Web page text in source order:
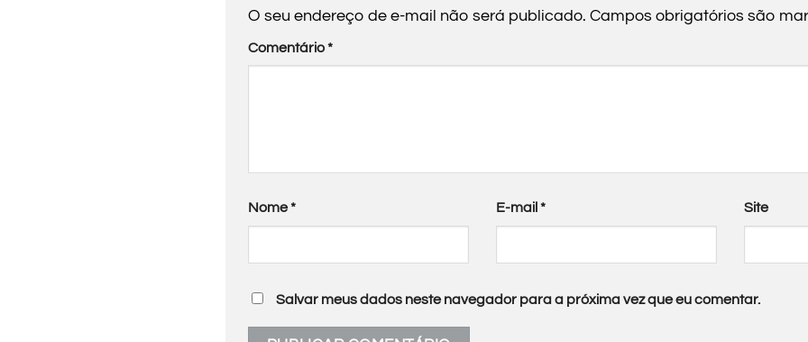
O seu endereço de e-mail não será publicado. Campos obrigatórios são
Comentário*
Nome* E-mail * Site
Salvar meus dados neste navegador para a próxima vez que eu comentar.